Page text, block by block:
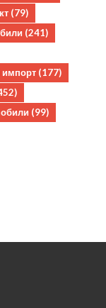
(79)
(241)
импорт (177)
(99)